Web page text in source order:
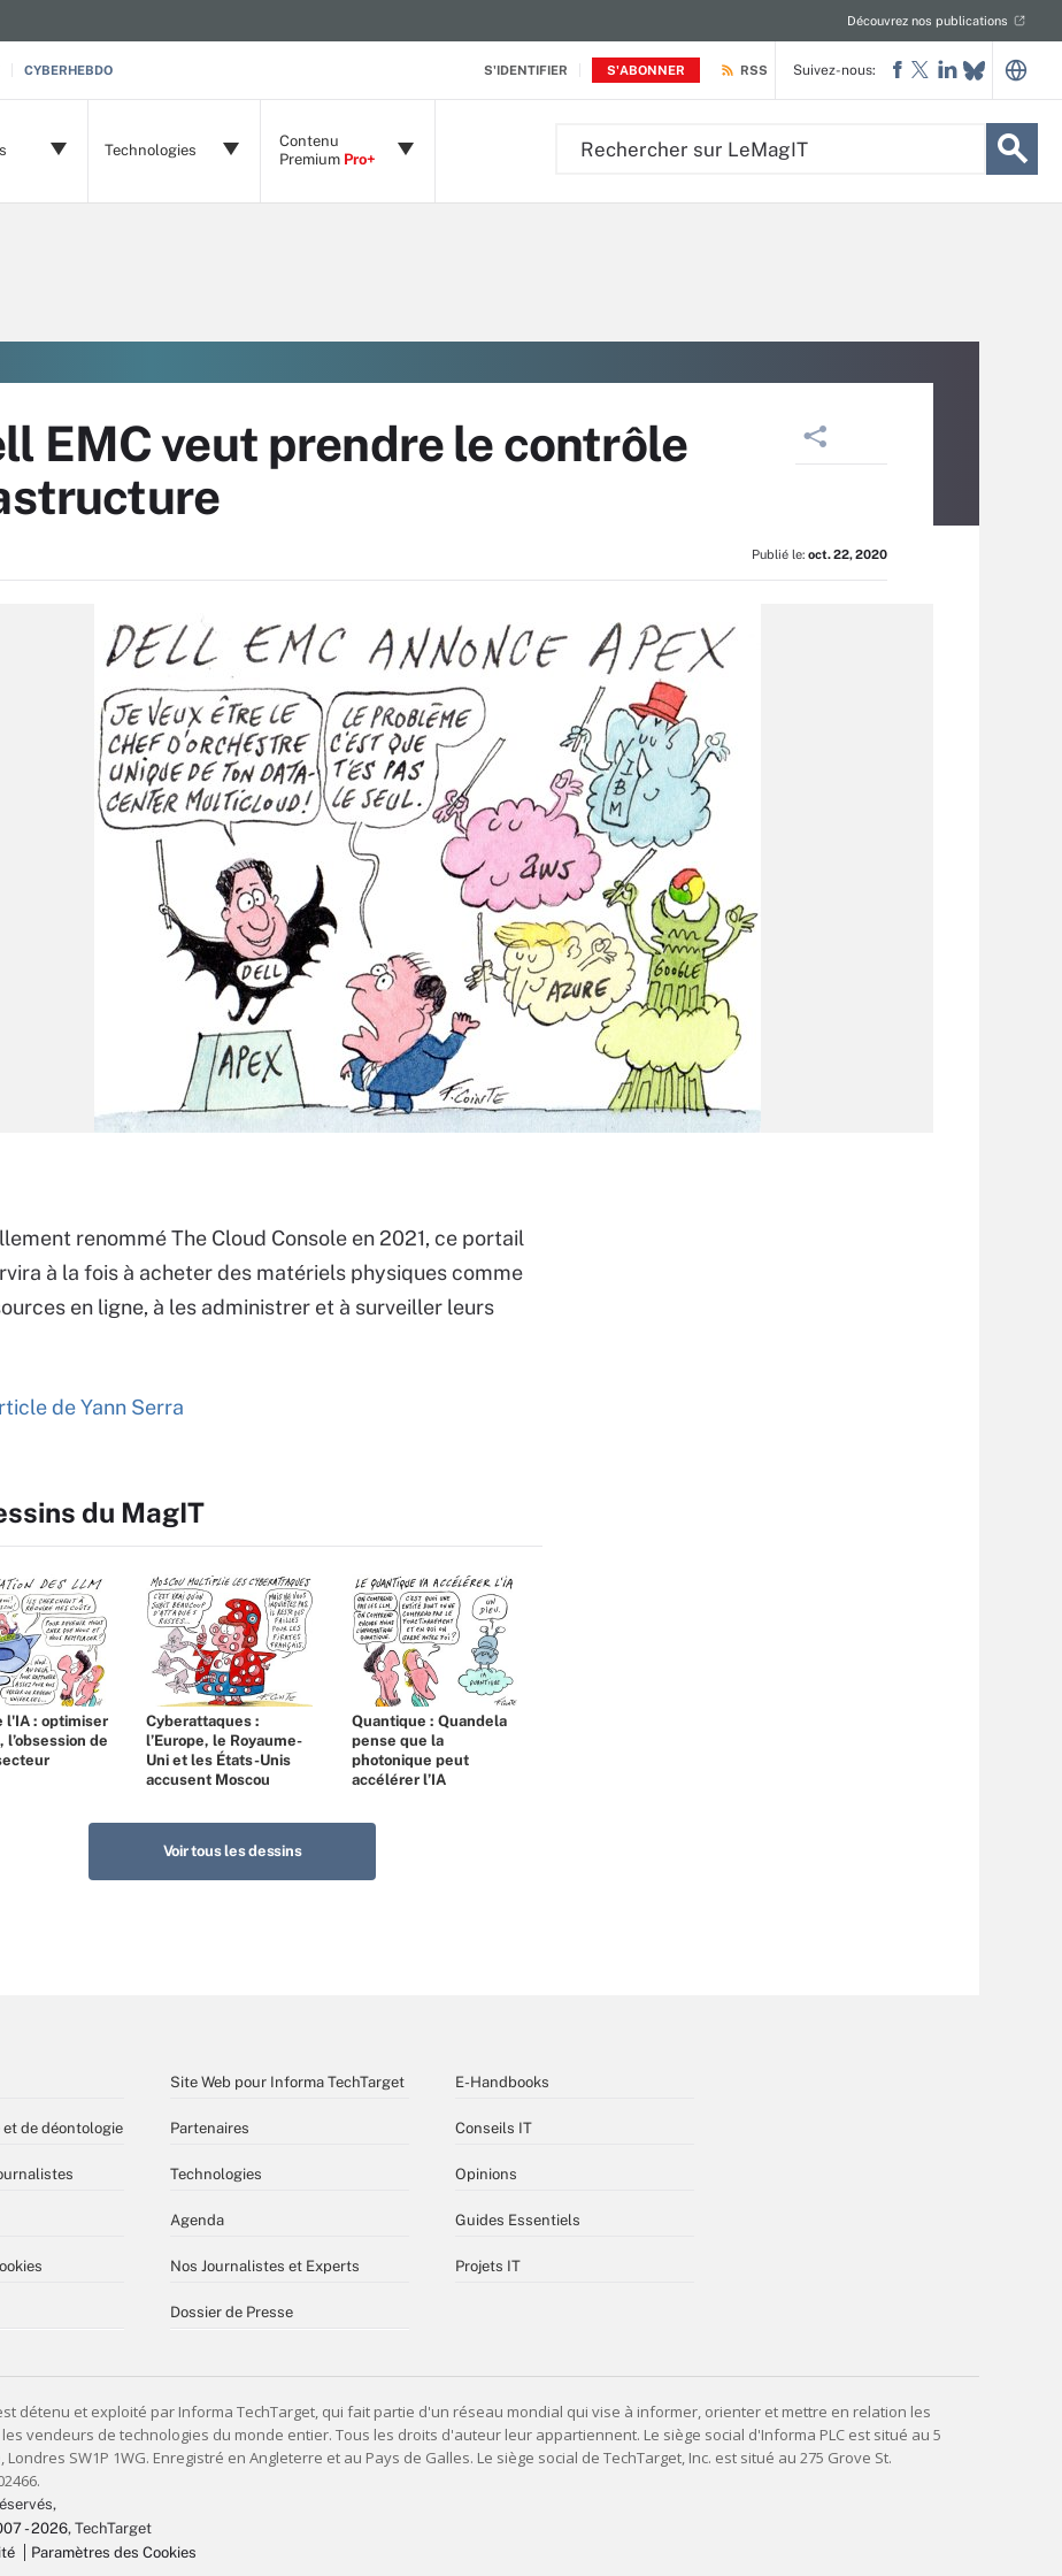
S'IDENTIFIER S'ABONNER
Découvrez nos publications
CYBERHEBDO RSS
Technologies
Contenu
Premium Pro+
Suivez-nous:
EMC veut prendre le contrôle
Publié le: oct. 22, 2020
renommé The Cloud Console en 2021, ce portail
à la fois à acheter des matériels physiques comme
en ligne, à les administrer et à surveiller leurs
de Yann Serra
du MagIT
l'IA : optimiser
l’obsession de
Cyberattaques :
l’Europe, le Royaume-
Uni et les États-Unis
accusent Moscou
Quantique : Quandela
pense que la
photonique peut
accélérer l’IA
Voir tous les dessins
et de déontologie
Site Web pour Informa TechTarget
Partenaires
Technologies
Agenda
Nos Journalistes et Experts
Dossier de Presse
E-Handbooks
Conseils IT
Opinions
Guides Essentiels
Projets IT
- 2026, TechTarget
Paramètres des Cookies